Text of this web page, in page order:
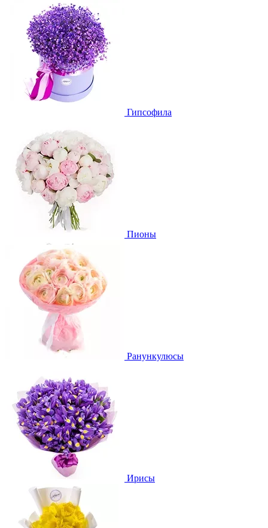
Гипсофила
Пионы
Ранункулюсы
Ирисы